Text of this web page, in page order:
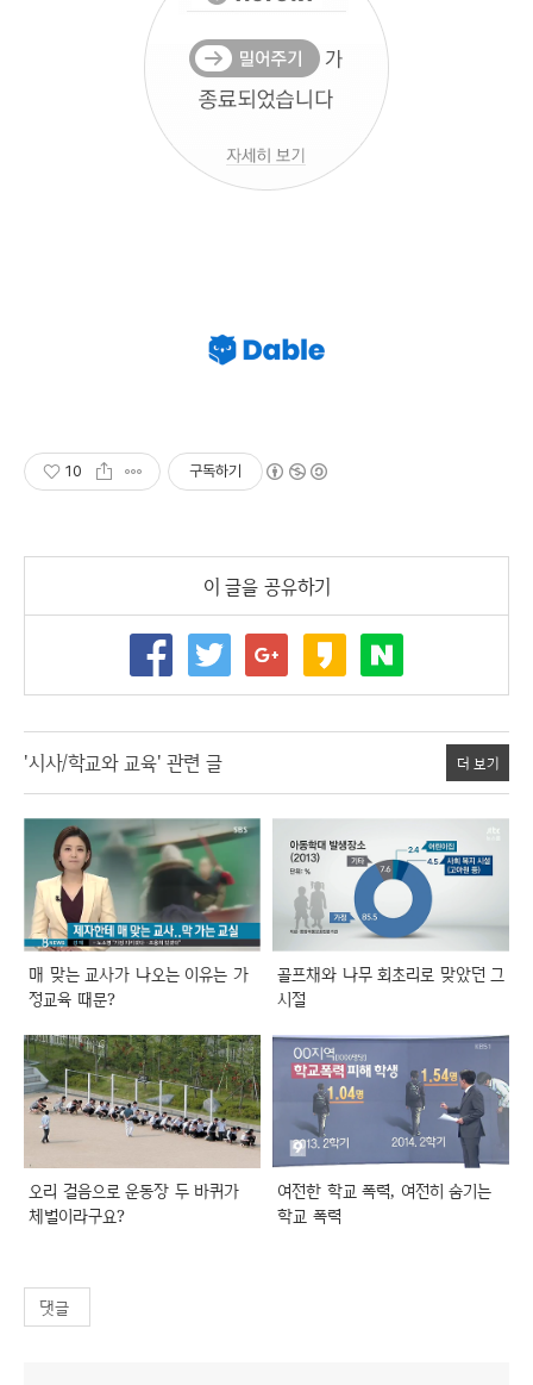
10 구독하기
이 글을 공유하기
'시사/학교와 교육' 관련 글 더 보기
매 맞는 교사가 나오는 이유는 가
정교육 때문?
골프채와 나무 회초리로 맞았던 그
시절
오리 걸음으로 운동장 두 바퀴가
체벌이라구요?
여전한 학교 폭력, 여전히 숨기는
학교 폭력
댓글